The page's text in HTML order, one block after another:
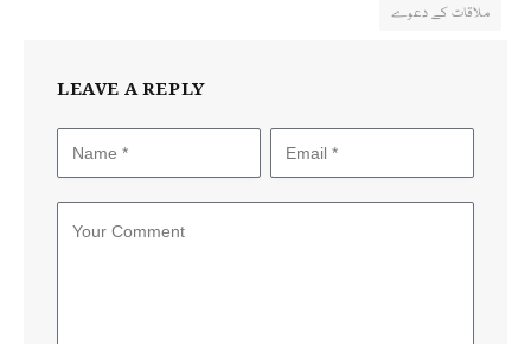
ملاقات کے دعوے
LEAVE A REPLY